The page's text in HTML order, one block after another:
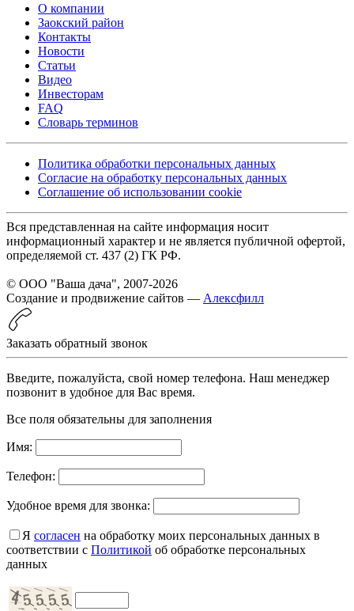
О компании
Заокский район
Контакты
Новости
Статьи
Видео
Инвесторам
FAQ
Словарь терминов
Политика обработки персональных данных
Согласие на обработку персональных данных
Соглашение об использовании cookie
Вся представленная на сайте информация носит
информационный характер и не является публичной офертой,
определяемой ст. 437 (2) ГК РФ.
© ООО "Ваша дача", 2007-2026
Создание и продвижение сайтов — Алексфилл
Заказать обратный звонок
Введите, пожалуйста, свой номер телефона. Наш менеджер
позвонит в удобное для Вас время.
Все поля обязательны для заполнения
Имя:
Телефон:
Удобное время для звонка:
Я согласен на обработку моих персональных данных в
соответствии с Политикой об обработке персональных
данных